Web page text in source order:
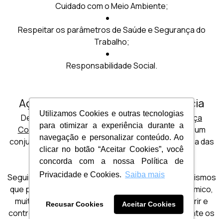
Utilizamos Cookies e outras tecnologias
para otimizar a experiência durante a
navegação e personalizar conteúdo. Ao
clicar no botão “Aceitar Cookies”, você
concorda com a nossa Política de
Privacidade e Cookies. Saiba mais
Recusar Cookies Aceitar Cookies
Cuidado com o Meio Ambiente;
Respeitar os parâmetros de Saúde e Segurança do
Trabalho;
Responsabilidade Social.
Ação de governança e transparência
De acordo com Instituto Brasileiro de Governança
Corporativa (IBGC) , a governança corporativa é um
conjunto de boas práticas que aumenta a confiança das
partes interessadas. Isso inclui a gestão dos
fornecedores da empresa.
Seguindo princípios como a transparência e mecanismos
que proporcionem um melhor desempenho econômico,
muitas instituições estão mudando a forma de gerir e
controlar o seu negócio. Isso melhora continuamente os